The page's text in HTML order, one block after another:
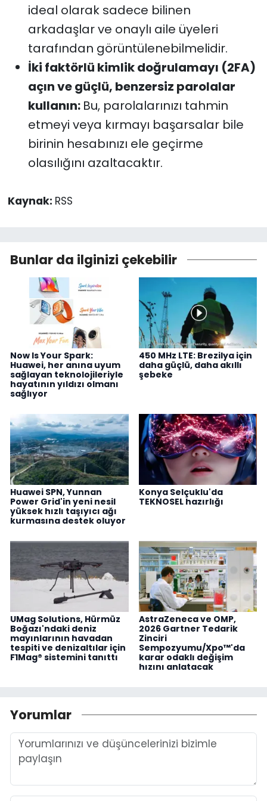
ideal olarak sadece bilinen
arkadaşlar ve onaylı aile üyeleri
tarafından görüntülenebilmelidir.
İki faktörlü kimlik doğrulamayı (2FA)
açın ve güçlü, benzersiz parolalar
kullanın: Bu, parolalarınızı tahmin
etmeyi veya kırmayı başarsalar bile
birinin hesabınızı ele geçirme
olasılığını azaltacaktır.
Kaynak: RSS
Bunlar da ilginizi çekebilir
Now Is Your Spark:
Huawei, her anına uyum
sağlayan teknolojileriyle
hayatının yıldızı olmanı
sağlıyor
450 MHz LTE: Brezilya için
daha güçlü, daha akıllı
şebeke
Huawei SPN, Yunnan
Power Grid'in yeni nesil
yüksek hızlı taşıyıcı ağı
kurmasına destek oluyor
Konya Selçuklu'da
TEKNOSEL hazırlığı
UMag Solutions, Hürmüz
Boğazı'ndaki deniz
mayınlarının havadan
tespiti ve denizaltılar için
F1Mag® sistemini tanıttı
AstraZeneca ve OMP,
2026 Gartner Tedarik
Zinciri
Sempozyumu/Xpo™'da
karar odaklı değişim
hızını anlatacak
Yorumlar